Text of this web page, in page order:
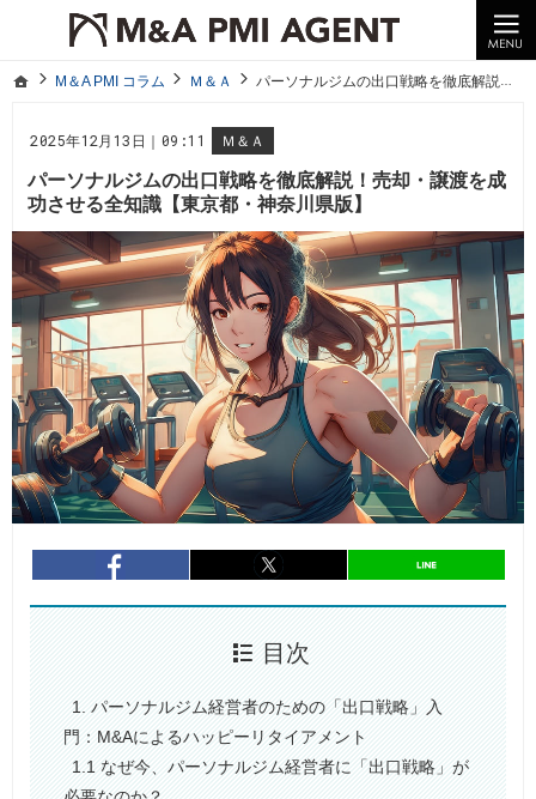
ホームM＆A PMI コラム Ｍ＆Ａ パーソナルジムの出口戦略を徹底解説！売却・譲渡を成功させる全知識【東京都・神奈川県版】
2025年12月13日｜09:11 Ｍ＆Ａ
パーソナルジムの出口戦略を徹底解説！売却・譲渡を成
功させる全知識【東京都・神奈川県版】
10年以上の経験。企業の経営統合や売却はM＆A PMI AGENTへ。
M＆A PMI コラム｜M＆A・PMI・事業承継のポイントや成功事例をわかりやすくご紹介
entry817 entry817
目次
1. パーソナルジム経営者のための「出口戦略」入
門：M&Aによるハッピーリタイアメント
1.1 なぜ今、パーソナルジム経営者に「出口戦略」が
ホームM＆A PMI コラム Ｍ＆Ａ パーソナルジムの出口戦略を徹底解説！売却・譲渡を成功させる全知識【東京都・神奈川県版】